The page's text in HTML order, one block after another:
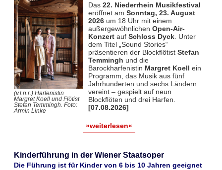
(v.l.n.r.) Harfenistin
Margret Koell und Flötist
Stefan Temmingh. Foto:
Armin Linke
Das 22. Niederrhein Musikfestival
eröffnet am Sonntag, 23. August
2026um 18 Uhr mit einem
außergewöhnlichen Open-Air-
Konzertauf Schloss Dyck. Unter
dem Titel „Sound Stories“
präsentieren der Blockflötist Stefan
Temmingh und die
Barockharfenistin Margret Koell ein
Programm, das Musik aus fünf
Jahrhunderten und sechs Ländern
vereint – gespielt auf neun
Blockflöten und drei Harfen.
[07.08.2026]
»weiterlesen«
Kinderführung in der Wiener Staatsoper
Die Führung ist für Kinder von 6 bis 10 Jahren geeignet